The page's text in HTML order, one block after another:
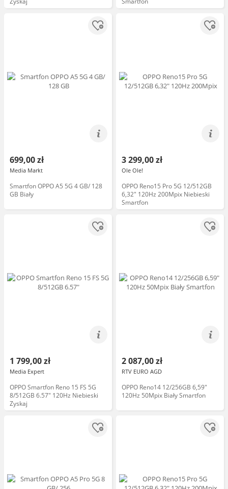
699,00 zł
Media Markt
Smartfon OPPO A5 5G 4 GB/ 128
GB Biały
3 299,00 zł
Ole Ole!
OPPO Reno15 Pro 5G 12/512GB
6,32" 120Hz 200Mpix Niebieski
Smartfon
1 799,00 zł
Media Expert
OPPO Smartfon Reno 15 FS 5G
8/512GB 6.57" 120Hz Niebieski
Zyskaj
2 087,00 zł
RTV EURO AGD
OPPO Reno14 12/256GB 6,59"
120Hz 50Mpix Biały Smartfon